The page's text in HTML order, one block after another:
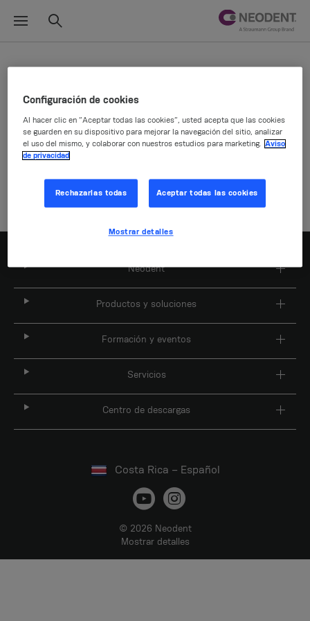
Empresa
Neodent
Productos y soluciones
Formación y eventos
Servicios
Centro de descargas
Costa Rica – Español
© 2026 Neodent
Mostrar detalles
Configuración de cookies
Al hacer clic en “Aceptar todas las cookies”, usted acepta que las cookies
se guarden en su dispositivo para mejorar la navegación del sitio, analizar
el uso del mismo, y colaborar con nuestros estudios para marketing. Aviso
de privacidad
Rechazarlas todas Aceptar todas las cookies
Mostrar detalles